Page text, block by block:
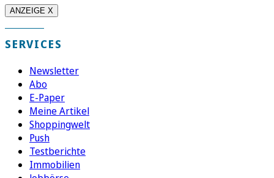
ANZEIGE X
SERVICES
Newsletter
Abo
E-Paper
Meine Artikel
Shoppingwelt
Push
Testberichte
Immobilien